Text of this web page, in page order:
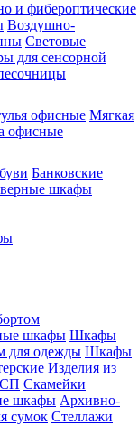
и фибероптические
Воздушно-
Световые
для сенсорной
офисные Мягкая
офисные
Банковские
шкафы
шкафы Шкафы
для одежды Шкафы
Изделия из
Скамейки
шкафы Архивно-
сумок Стеллажи